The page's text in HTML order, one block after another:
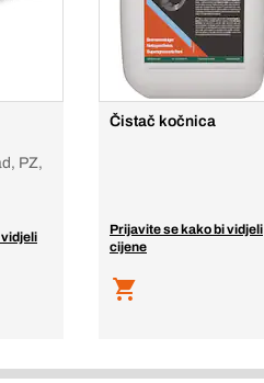
PZ,
vidjeli
Čistač kočnica
Prijavite se kako bi vidjeli
cijene